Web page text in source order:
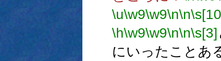
\u\w9\w9\n\n
\h\w9\w9\n\n\s[3]
にいったことあ